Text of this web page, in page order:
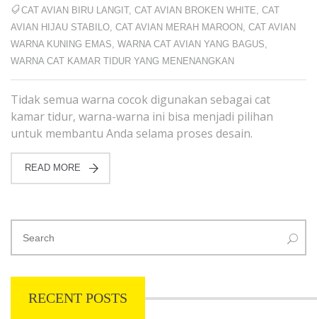
CAT AVIAN BIRU LANGIT, CAT AVIAN BROKEN WHITE, CAT
AVIAN HIJAU STABILO, CAT AVIAN MERAH MAROON, CAT AVIAN
WARNA KUNING EMAS, WARNA CAT AVIAN YANG BAGUS,
WARNA CAT KAMAR TIDUR YANG MENENANGKAN
Tidak semua warna cocok digunakan sebagai cat
kamar tidur, warna-warna ini bisa menjadi pilihan
untuk membantu Anda selama proses desain.
READ MORE
RECENT POSTS